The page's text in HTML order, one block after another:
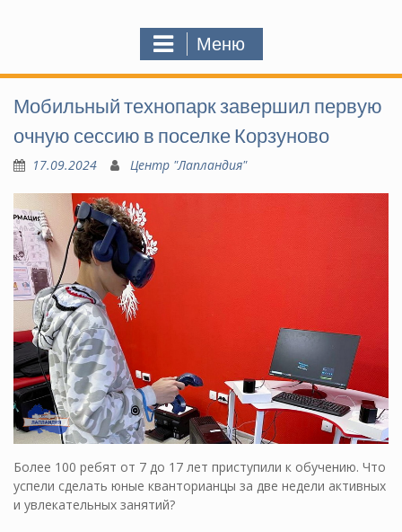
Меню
Мобильный технопарк завершил первую
очную сессию в поселке Корзуново
17.09.2024 Центр "Лапландия"
Более 100 ребят от 7 до 17 лет приступили к обучению. Что
успели сделать юные кванторианцы за две недели активных
и увлекательных занятий?